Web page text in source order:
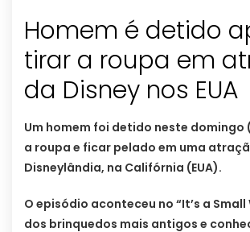
Homem é detido
tirar a roupa em
da Disney nos EUA
Um homem foi detido neste
a roupa e ficar pelado em uma
Disneylândia, na Califórnia (EUA).
O episódio aconteceu no “It’s a Small
dos brinquedos mais antigos e